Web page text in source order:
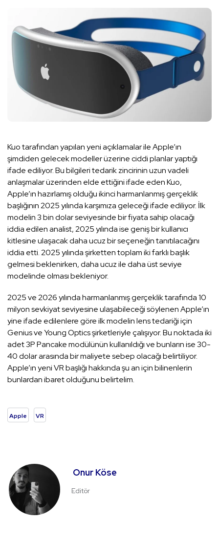
Kuo tarafından yapılan yeni açıklamalar ile Apple’ın
şimdiden gelecek modeller üzerine ciddi planlar yaptığı
ifade ediliyor. Bu bilgileri tedarik zincirinin uzun vadeli
anlaşmalar üzerinden elde ettiğini ifade eden Kuo,
Apple’ın hazırlamış olduğu ikinci harmanlanmış gerçeklik
başlığının 2025 yılında karşımıza geleceği ifade ediliyor. İlk
modelin 3 bin dolar seviyesinde bir fiyata sahip olacağı
iddia edilen analist, 2025 yılında ise geniş bir kullanıcı
kitlesine ulaşacak daha ucuz bir seçeneğin tanıtılacağını
iddia etti. 2025 yılında şirketten toplam iki farklı başlık
gelmesi beklenirken, daha ucuz ile daha üst seviye
modelinde olması bekleniyor.
2025 ve 2026 yılında harmanlanmış gerçeklik tarafında 10
milyon sevkiyat seviyesine ulaşabileceği söylenen Apple’ın
yine ifade edilenlere göre ilk modelin lens tedariği için
Genius ve Young Optics şirketleriyle çalışıyor. Bu noktada iki
adet 3P Pancake modülünün kullanıldığı ve bunların ise 30-
40 dolar arasında bir maliyete sebep olacağı belirtiliyor.
Apple’ın yeni VR başlığı hakkında şu an için bilinenlerin
bunlardan ibaret olduğunu belirtelim.
Apple VR
Onur Köse
Editör